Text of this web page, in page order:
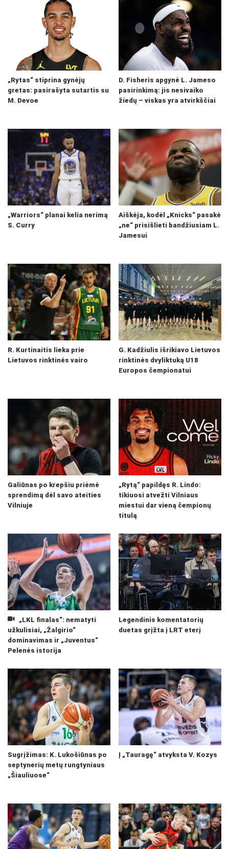
„Rytas“ stiprina gynėjų
gretas: pasirašyta sutartis su
M. Devoe
D. Fisheris apgynė L. Jameso
pasirinkimą: jis nesivaiko
žiedų – viskas yra atvirkščiai
„Warriors“ planai kelia nerimą
S. Curry
Aiškėja, kodėl „Knicks“ pasakė
„ne“ prisišlieti bandžiusiam L.
Jamesui
R. Kurtinaitis lieka prie
Lietuvos rinktinės vairo
G. Kadžiulis išrikiavo Lietuvos
rinktinės dvyliktuką U18
Europos čempionatui
Galiūnas po krepšiu priėmė
sprendimą dėl savo ateities
Vilniuje
„Rytą“ papildęs R. Lindo:
tikiuosi atvežti Vilniaus
miestui dar vieną čempionų
titulą
„LKL finalas“: nematyti
užkulisiai, „Žalgirio“
dominavimas ir „Juventus“
Pelenės istorija
Legendinis komentatorių
duetas grįžta į LRT eterį
Sugrįžimas: K. Lukošiūnas po
septynerių metų rungtyniaus
„Šiauliuose“
Į „Tauragę“ atvyksta V. Kozys